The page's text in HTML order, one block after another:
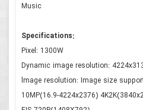
Music
Specifications:
Pixel: 1300W
Dynamic image resolution:
lmage resolution: Image size
10MP(16.9-4224x2376)